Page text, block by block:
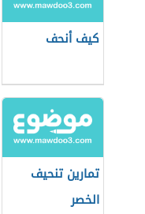
كيف أنحف
تمارين تنحيف
الخصر